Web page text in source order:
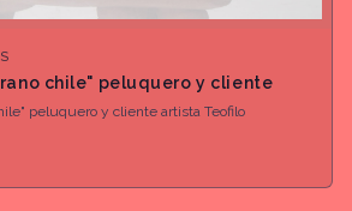
chile" peluquero y cliente
peluquero y cliente artista Teofilo